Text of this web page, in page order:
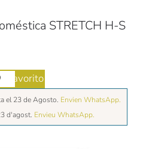
STRETCH H-S
Favorito
el 23 de Agosto. Envien WhatsApp.
d'agost. Envieu WhatsApp.